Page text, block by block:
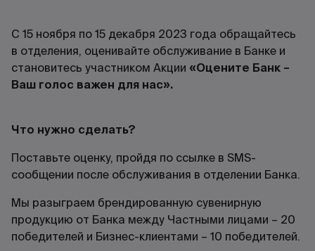
С 15 ноября по 15 декабря 2023 года обращайтесь
в отделения, оценивайте обслуживание в Банке и
становитесь участником Акции «Оцените Банк –
Ваш голос важен для нас».
Что нужно сделать?
Поставьте оценку, пройдя по ссылке в SMS-
сообщении после обслуживания в отделении Банка.
Мы разыграем брендированную сувенирную
продукцию от Банка между Частными лицами – 20
победителей и Бизнес-клиентами – 10 победителей.